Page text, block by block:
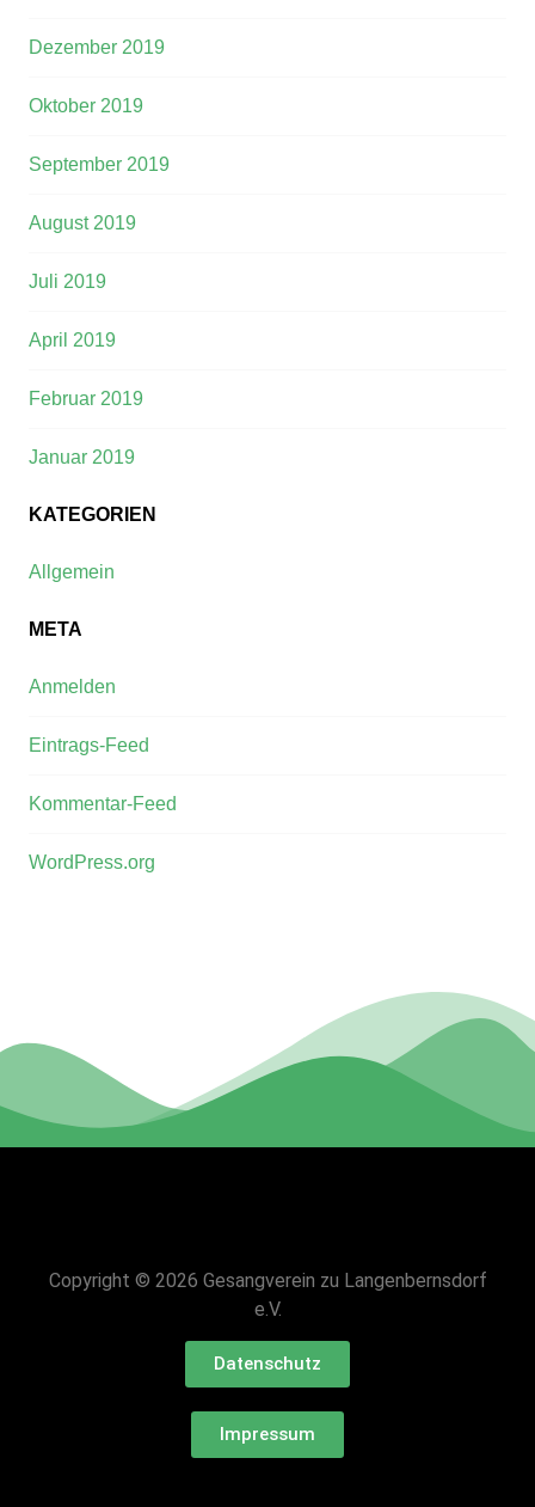
Dezember 2019
Oktober 2019
September 2019
August 2019
Juli 2019
April 2019
Februar 2019
Januar 2019
KATEGORIEN
Allgemein
META
Anmelden
Eintrags-Feed
Kommentar-Feed
WordPress.org
Copyright © 2026 Gesangverein zu Langenbernsdorf
e.V.
Datenschutz
Impressum